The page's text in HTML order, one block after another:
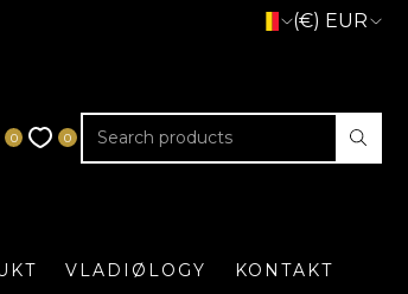
(€) EUR
VLADIØLOGY KONTAKT